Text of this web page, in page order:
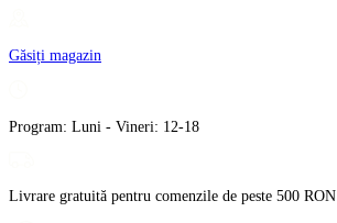
conținut
Găsiți magazin
Program: Luni - Vineri: 12-18
Livrare gratuită pentru comenzile de peste 500 RON